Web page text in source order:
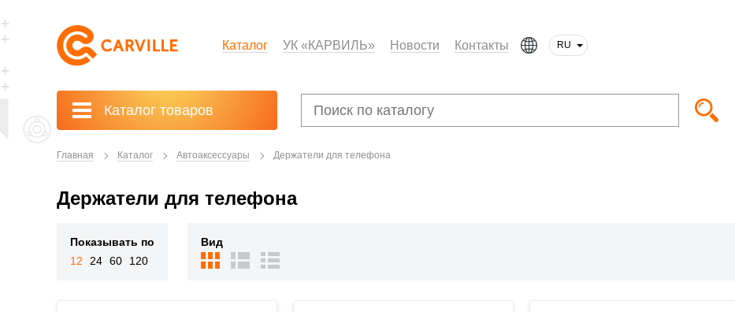
Каталог УК «КАРВИЛЬ» Новости Контакты
RU
Каталог товаров
Главная Каталог Автоаксессуары Держатели для телефона
Держатели для телефона
Показывать по
12
24 60 120
Вид